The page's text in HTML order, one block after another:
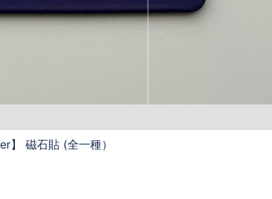
】 磁石貼 (全一種）